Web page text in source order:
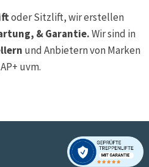
oder Sitzlift, wir erstellen
& Garantie.Wir sind in
und Anbietern von Marken
uvm.